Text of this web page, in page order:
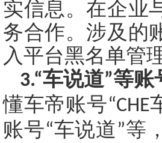
实信息。在企业
务合作。涉及的
入平台黑名单管理
3.“车说道”等账
懂车帝账号“CHE
账号“车说道 ”等